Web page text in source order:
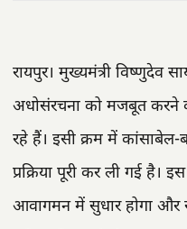
रायपुर। मुख्यमंत्री विष्णुदेव
अधोसंरचना को मजबूत करने
रहे हैं। इसी क्रम में कांसाबेल-
प्रक्रिया पूरी कर ली गई है।
आवागमन में सुधार होगा और